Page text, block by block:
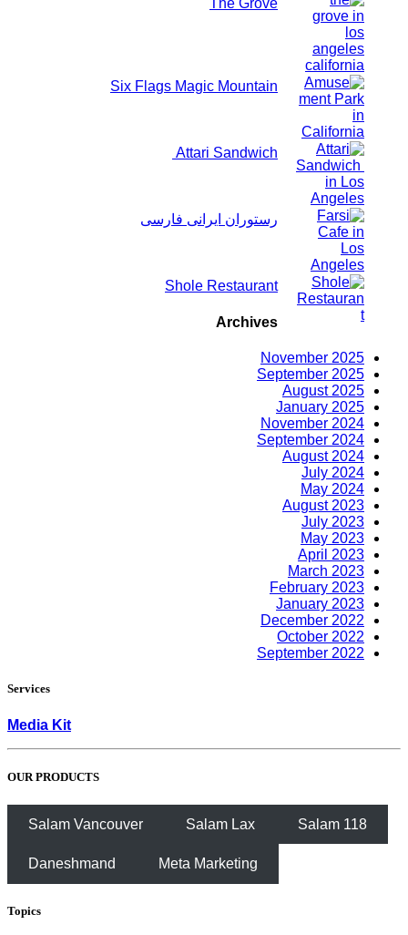
Six Flags Magic Mountain
Attari Sandwich
رستوران ایرانی فارسی
Shole Restaurant
Archives
November 2025
September 2025
August 2025
January 2025
November 2024
September 2024
August 2024
July 2024
May 2024
August 2023
July 2023
May 2023
April 2023
March 2023
February 2023
January 2023
December 2022
October 2022
September 2022
Services
Media Kit
OUR PRODUCTS
Salam Vancouver Salam Lax Salam 118
Daneshmand Meta Marketing
Topics